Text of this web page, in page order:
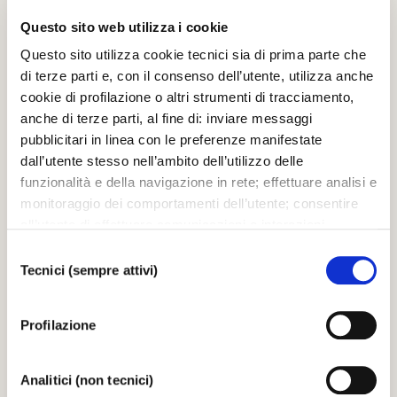
Questo sito web utilizza i cookie
Questo sito utilizza cookie tecnici sia di prima parte che
di terze parti e, con il consenso dell’utente, utilizza anche
cookie di profilazione o altri strumenti di tracciamento,
anche di terze parti, al fine di: inviare messaggi
pubblicitari in linea con le preferenze manifestate
dall’utente stesso nell’ambito dell’utilizzo delle
funzionalità e della navigazione in rete; effettuare analisi e
monitoraggio dei comportamenti dell’utente; consentire
TUTTI”, l’utente acconsente all’uso di tutti i cookie non
tecnici, inclusi quindi quelli di profilazione, analitici e
social. Il consenso è facoltativo e può essere revocato in
qualsiasi momento. Se l’utente desidera modificare le
sinistra dello schermo. Per sapere di più sui cookie che
delTecnici (sempre attivi)
Profilazione
Analitici (non tecnici)
IMMAGINI
Patti Austin - Fenice Jazz 2004
25.03.2006
25.03.2006